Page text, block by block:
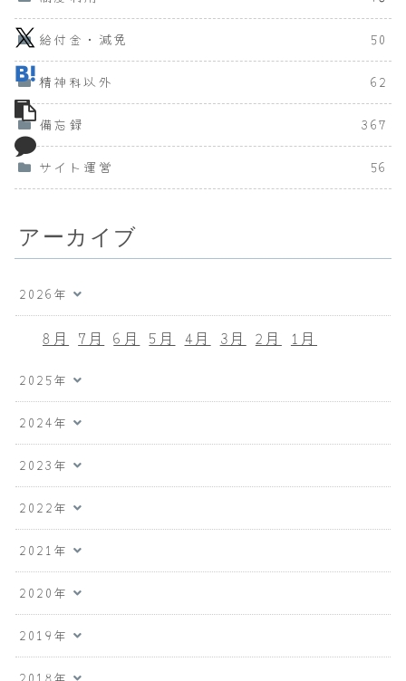
給付金・減免 50
精神科以外 62
備忘録 367
サイト運営 56
アーカイブ
2026年
8月 7月 6月 5月 4月 3月 2月 1月
2025年
2024年
2023年
2022年
2021年
2020年
2019年
2018年